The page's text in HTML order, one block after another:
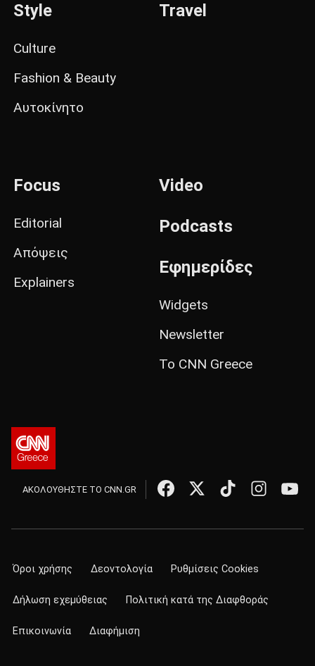
Style
Culture
Fashion & Beauty
Αυτοκίνητο
Travel
Focus
Editorial
Απόψεις
Explainers
Video
Podcasts
Εφημερίδες
Widgets
Newsletter
Το CNN Greece
ΑΚΟΛΟΥΘΗΣΤΕ ΤΟ CNN.GR
Όροι χρήσης Δεοντολογία Ρυθμίσεις Cookies
Δήλωση εχεμύθειας Πολιτική κατά της Διαφθοράς
Επικοινωνία Διαφήμιση